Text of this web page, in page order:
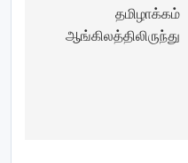
தமிழாக்கம்
ஆங்கிலத்திலிருந்து